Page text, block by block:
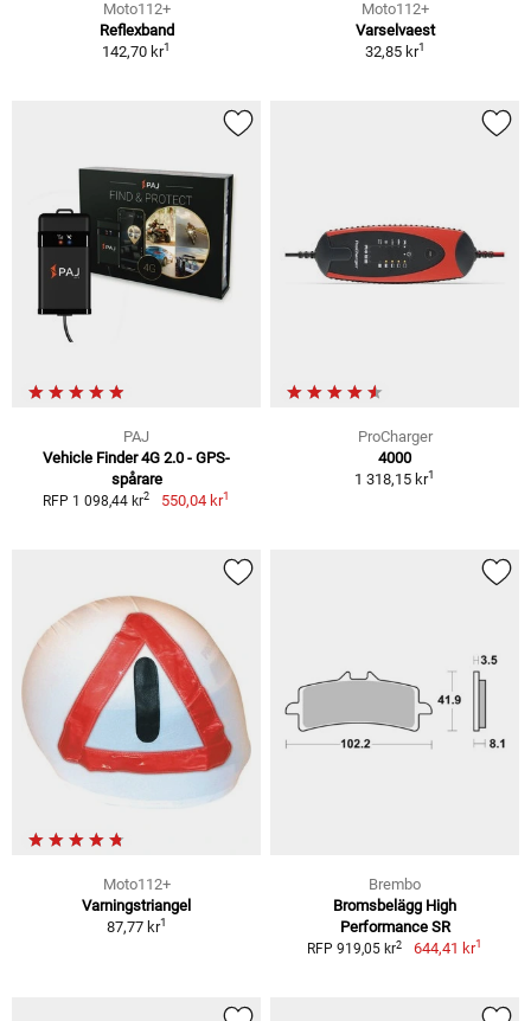
Moto112+
Reflexband
142,70 kr1
Moto112+
Varselvaest
32,85 kr1
PAJ
Vehicle Finder 4G 2.0 - GPS-
spårare
RFP 1 098,44 kr2 550,04 kr1
ProCharger
4000
1 318,15 kr1
Moto112+
Varningstriangel
87,77 kr1
Brembo
Bromsbelägg High
Performance SR
RFP 919,05 kr2 644,41 kr1